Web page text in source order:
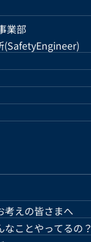
業部
(SafetyEngineer)
考えの皆さまへ
なことやってるの？